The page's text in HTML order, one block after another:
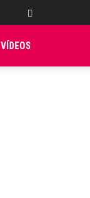
VÍDEOS